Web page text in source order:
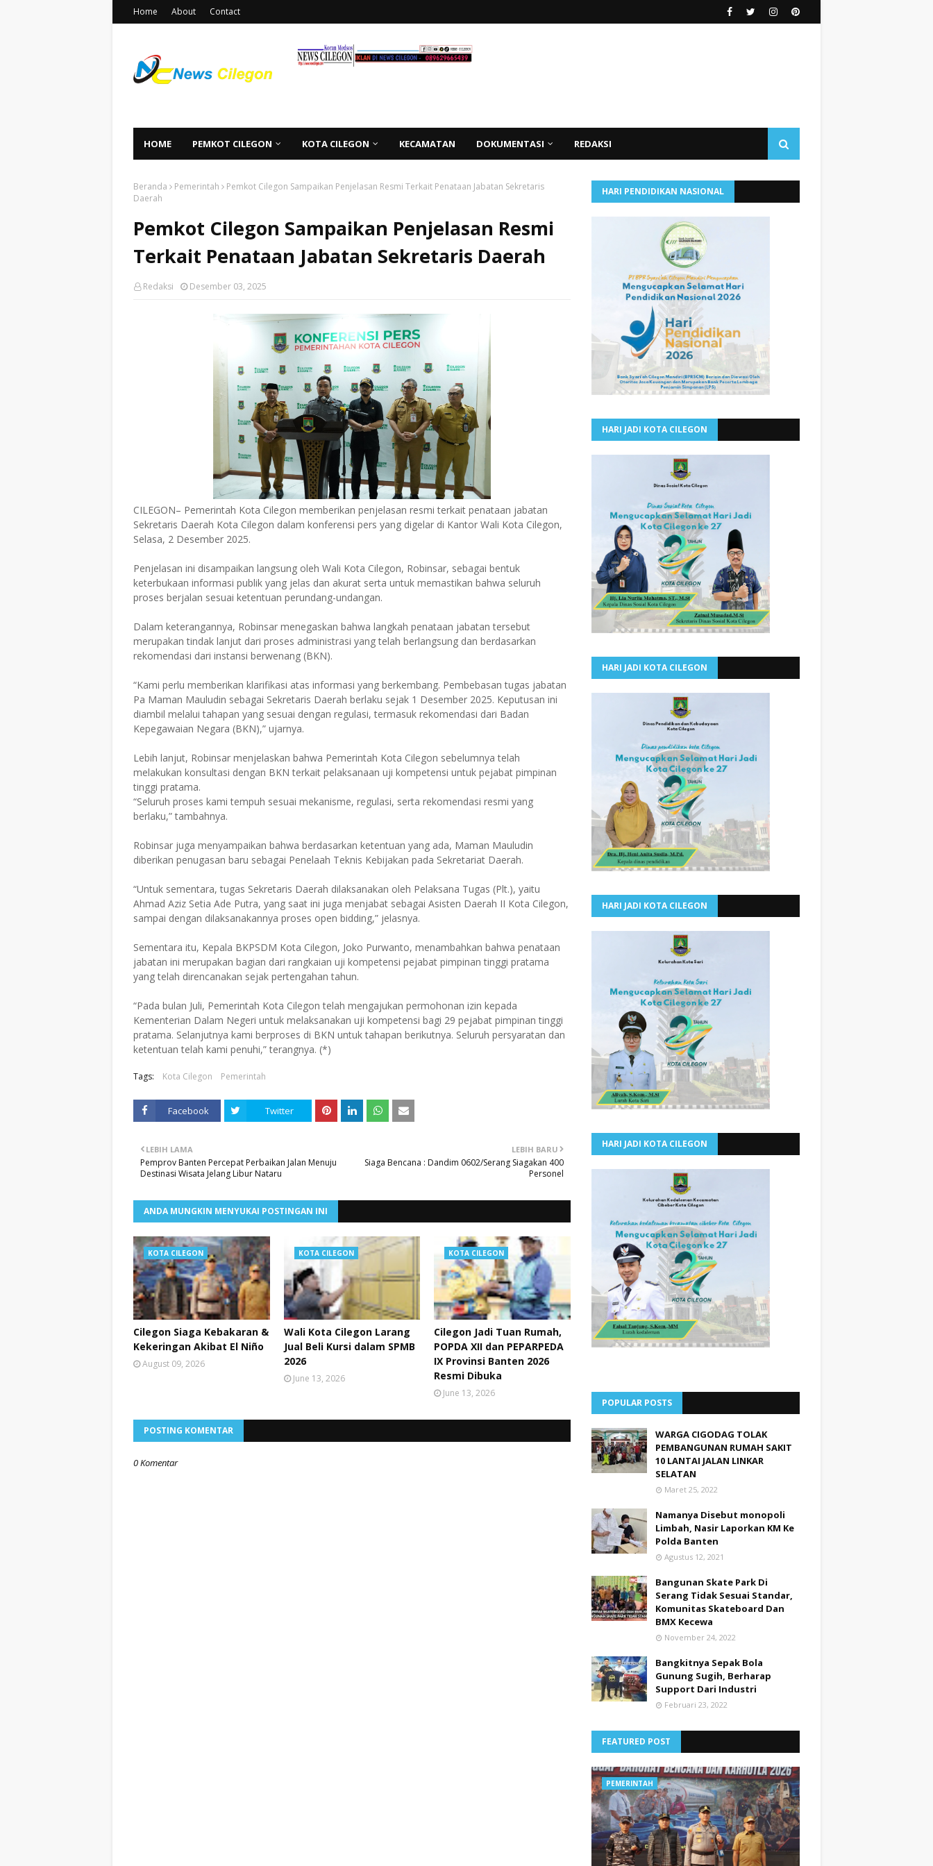
Home About Contact
HOME PEMKOT CILEGON KOTA CILEGON KECAMATAN DOKUMENTASI REDAKSI
Beranda Pemerintah
Pemkot Cilegon Sampaikan Penjelasan Resmi Terkait Penataan Jabatan Sekretaris
Daerah
Pemkot Cilegon Sampaikan Penjelasan Resmi
Terkait Penataan Jabatan Sekretaris Daerah
Redaksi Desember 03, 2025
CILEGON– Pemerintah Kota Cilegon memberikan penjelasan resmi terkait penataan jabatan
Sekretaris Daerah Kota Cilegon dalam konferensi pers yang digelar di Kantor Wali Kota Cilegon,
Selasa, 2 Desember 2025.
Penjelasan ini disampaikan langsung oleh Wali Kota Cilegon, Robinsar, sebagai bentuk
keterbukaan informasi publik yang jelas dan akurat serta untuk memastikan bahwa seluruh
proses berjalan sesuai ketentuan perundang-undangan.
Dalam keterangannya, Robinsar menegaskan bahwa langkah penataan jabatan tersebut
merupakan tindak lanjut dari proses administrasi yang telah berlangsung dan berdasarkan
rekomendasi dari instansi berwenang (BKN).
“Kami perlu memberikan klarifikasi atas informasi yang berkembang. Pembebasan tugas jabatan
Pa Maman Mauludin sebagai Sekretaris Daerah berlaku sejak 1 Desember 2025. Keputusan ini
diambil melalui tahapan yang sesuai dengan regulasi, termasuk rekomendasi dari Badan
Kepegawaian Negara (BKN),” ujarnya.
Lebih lanjut, Robinsar menjelaskan bahwa Pemerintah Kota Cilegon sebelumnya telah
melakukan konsultasi dengan BKN terkait pelaksanaan uji kompetensi untuk pejabat pimpinan
tinggi pratama.
“Seluruh proses kami tempuh sesuai mekanisme, regulasi, serta rekomendasi resmi yang
berlaku,” tambahnya.
Robinsar juga menyampaikan bahwa berdasarkan ketentuan yang ada, Maman Mauludin
diberikan penugasan baru sebagai Penelaah Teknis Kebijakan pada Sekretariat Daerah.
“Untuk sementara, tugas Sekretaris Daerah dilaksanakan oleh Pelaksana Tugas (Plt.), yaitu
Ahmad Aziz Setia Ade Putra, yang saat ini juga menjabat sebagai Asisten Daerah II Kota Cilegon,
sampai dengan dilaksanakannya proses open bidding,” jelasnya.
Sementara itu, Kepala BKPSDM Kota Cilegon, Joko Purwanto, menambahkan bahwa penataan
jabatan ini merupakan bagian dari rangkaian uji kompetensi pejabat pimpinan tinggi pratama
yang telah direncanakan sejak pertengahan tahun.
“Pada bulan Juli, Pemerintah Kota Cilegon telah mengajukan permohonan izin kepada
Kementerian Dalam Negeri untuk melaksanakan uji kompetensi bagi 29 pejabat pimpinan tinggi
pratama. Selanjutnya kami berproses di BKN untuk tahapan berikutnya. Seluruh persyaratan dan
ketentuan telah kami penuhi,” terangnya. (*)
Tags: Kota Cilegon Pemerintah
Facebook Twitter
LEBIH BARU
‎Siaga Bencana : Dandim 0602/Serang Siagakan 400
Personel
LEBIH LAMA
Pemprov Banten Percepat Perbaikan Jalan Menuju
Destinasi Wisata Jelang Libur Nataru
ANDA MUNGKIN MENYUKAI POSTINGAN INI
KOTA CILEGON
Cilegon Siaga Kebakaran &
Kekeringan Akibat El Niño
August 09, 2026
KOTA CILEGON
Wali Kota Cilegon Larang
Jual Beli Kursi dalam SPMB
2026
June 13, 2026
KOTA CILEGON
Cilegon Jadi Tuan Rumah,
POPDA XII dan PEPARPEDA
IX Provinsi Banten 2026
Resmi Dibuka
June 13, 2026
POSTING KOMENTAR
0 Komentar
HARI PENDIDIKAN NASIONAL
HARI JADI KOTA CILEGON
HARI JADI KOTA CILEGON
HARI JADI KOTA CILEGON
HARI JADI KOTA CILEGON
POPULAR POSTS
WARGA CIGODAG TOLAK
PEMBANGUNAN RUMAH SAKIT
10 LANTAI JALAN LINKAR
SELATAN
Maret 25, 2022
Namanya Disebut monopoli
Limbah, Nasir Laporkan KM Ke
Polda Banten
Agustus 12, 2021
Bangunan Skate Park Di
Serang Tidak Sesuai Standar,
Komunitas Skateboard Dan
BMX Kecewa
November 24, 2022
Bangkitnya Sepak Bola
Gunung Sugih, Berharap
Support Dari Industri
Februari 23, 2022
FEATURED POST
PEMERINTAH